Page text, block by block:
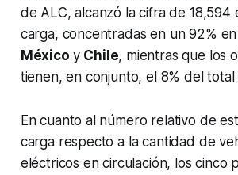
de ALC, alcanzó la cifra de 18,594
carga, concentradas en un 92% en
México y Chile, mientras que los
tienen, en conjunto, el 8% del total
En cuanto al número relativo de
carga respecto a la cantidad de
eléctricos en circulación, los cinco